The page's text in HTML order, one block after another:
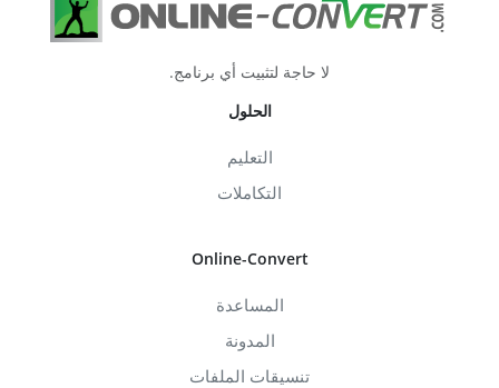
لا حاجة لتثبيت أي برنامج.
الحلول
التعليم
التكاملات
Online-Convert
المساعدة
المدونة
تنسيقات الملفات